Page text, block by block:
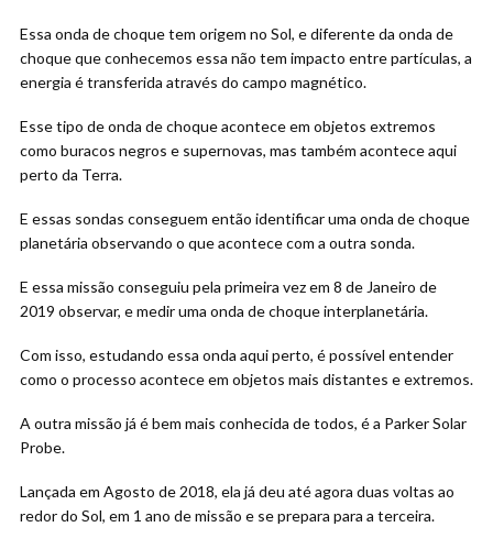
Essa onda de choque tem origem no Sol, e diferente da onda de
choque que conhecemos essa não tem impacto entre partículas, a
energia é transferida através do campo magnético.
Esse tipo de onda de choque acontece em objetos extremos
como buracos negros e supernovas, mas também acontece aqui
perto da Terra.
E essas sondas conseguem então identificar uma onda de choque
planetária observando o que acontece com a outra sonda.
E essa missão conseguiu pela primeira vez em 8 de Janeiro de
2019 observar, e medir uma onda de choque interplanetária.
Com isso, estudando essa onda aqui perto, é possível entender
como o processo acontece em objetos mais distantes e extremos.
A outra missão já é bem mais conhecida de todos, é a Parker Solar
Probe.
Lançada em Agosto de 2018, ela já deu até agora duas voltas ao
redor do Sol, em 1 ano de missão e se prepara para a terceira.